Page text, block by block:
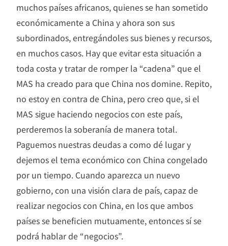
muchos países africanos, quienes se han sometido
económicamente a China y ahora son sus
subordinados, entregándoles sus bienes y recursos,
en muchos casos. Hay que evitar esta situación a
toda costa y tratar de romper la “cadena” que el
MAS ha creado para que China nos domine. Repito,
no estoy en contra de China, pero creo que, si el
MAS sigue haciendo negocios con este país,
perderemos la soberanía de manera total.
Paguemos nuestras deudas a como dé lugar y
dejemos el tema económico con China congelado
por un tiempo. Cuando aparezca un nuevo
gobierno, con una visión clara de país, capaz de
realizar negocios con China, en los que ambos
países se beneficien mutuamente, entonces sí se
podrá hablar de “negocios”.